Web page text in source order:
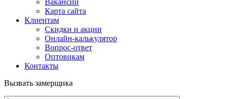
Вакансии
Карта сайта
Клиентам
Скидки и акции
Онлайн-калькулятор
Вопрос-ответ
Оптовикам
Контакты
Вызвать замерщика